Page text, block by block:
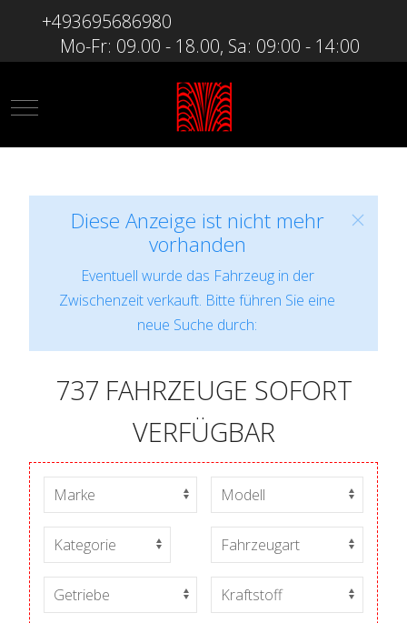
+493695686980
Mo-Fr: 09.00 - 18.00, Sa: 09:00 - 14:00
Mobile Menu Toggle
Diese Anzeige ist nicht mehr
vorhanden
Eventuell wurde das Fahrzeug in der
Zwischenzeit verkauft. Bitte führen Sie eine
neue Suche durch:
737 FAHRZEUGE SOFORT
VERFÜGBAR